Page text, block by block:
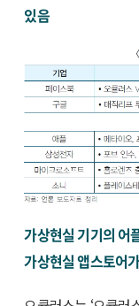
있음
가상현실 기기의 어
가상현실 앱스토어